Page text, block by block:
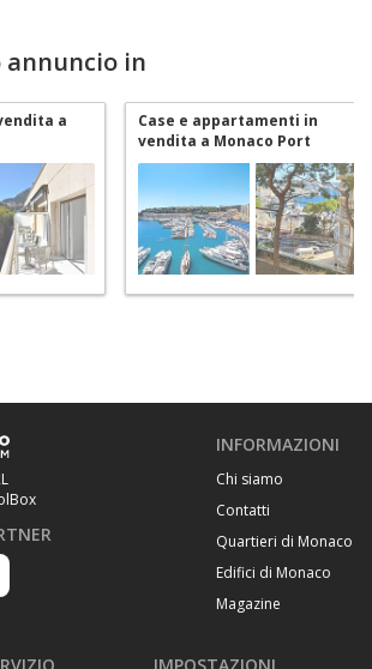
in
a
Case e appartamenti in
vendita a Monaco Port
INFORMAZIONI
Chi siamo
Contatti
Quartieri di Monaco
Edifici di Monaco
Magazine